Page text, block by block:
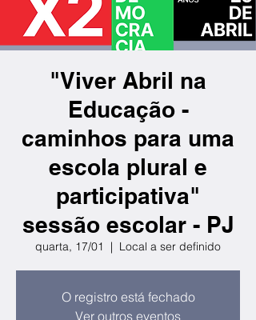
"Viver Abril na
Educação -
caminhos para uma
escola plural e
participativa"
sessão escolar - PJ
quarta, 17/01
  |
Local a ser definido
O registro está fechado
Ver outros eventos